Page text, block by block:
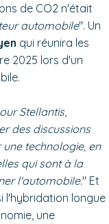
de CO2 n'était
automobile". Un
qui réunira les
2025 lors d'un
Stellantis,
des discussions
une technologie, en
qui sont à la
l'automobile." Et
l'hybridation longue
une